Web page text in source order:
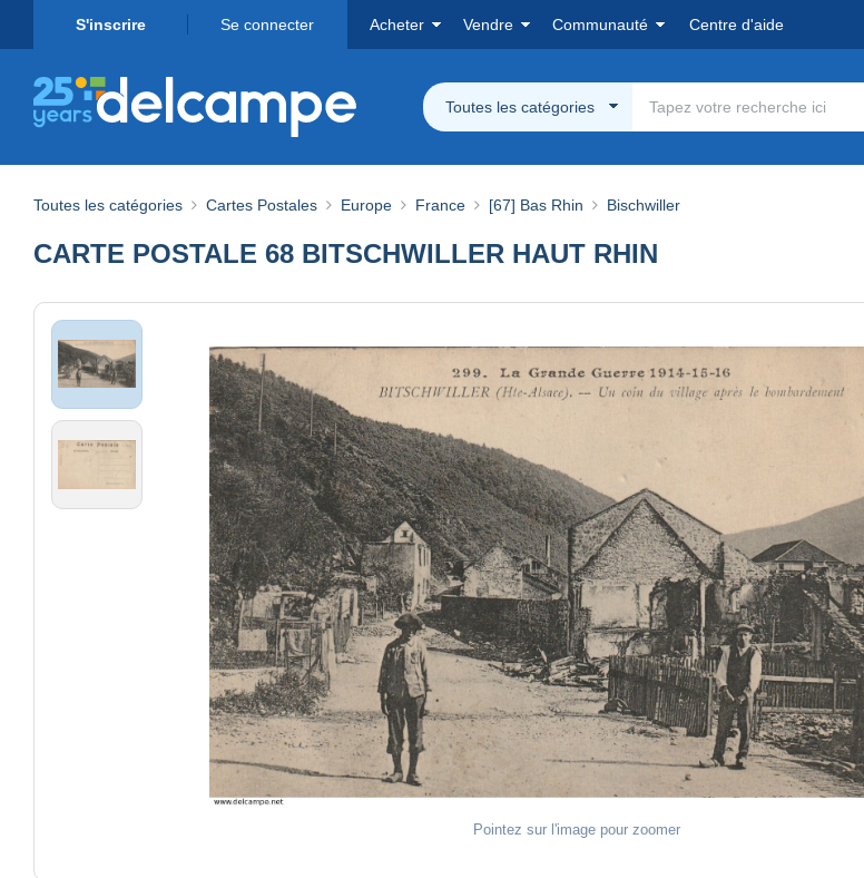
S'inscrire Se connecter Acheter Vendre Communauté Centre d'aide
Toutes les catégories
Toutes les catégories Cartes Postales Europe France [67] Bas Rhin Bischwiller
CARTE POSTALE 68 BITSCHWILLER HAUT RHIN
Pointez sur l'image pour zoomer